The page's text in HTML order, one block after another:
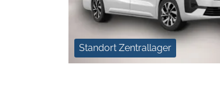
Standort Zentrallager